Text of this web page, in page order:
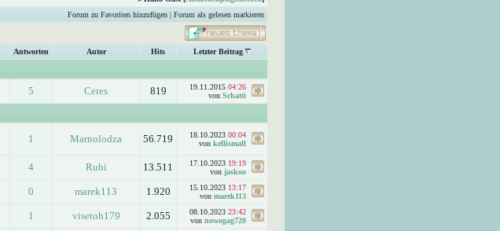
Forum zu Favoriten hinzufügen | Forum als gelesen markieren
Antworten Autor Hits Letzter Beitrag
5 Ceres 819 19.11.2015 04:26
von Schatti
1 Marnolodza 56.719 18.10.2023 00:04
von kellismall
4 Rubi 13.511 17.10.2023 19:19
von jaskoo
0 marek113 1.920 15.10.2023 13:17
von marek113
1 visetoh179 2.055 08.10.2023 23:42
von nowogag720